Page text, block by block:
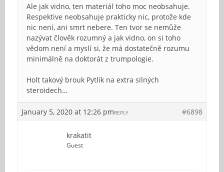
Ale jak vidno, ten materiál toho moc neobsahuje.
Respektive neobsahuje prakticky nic, protože kde
nic není, ani smrt nebere. Ten tvor se nemůže
nazývat člověk rozumný a jak vidno, on si toho
vědom není a myslí si, že má dostatečně rozumu
minimálně na doktorát z trumpologie.
Holt takový brouk Pytlík na extra silných
steroidech…
January 5, 2020 at 12:26 pm #6898
REPLY
krakatit
Guest